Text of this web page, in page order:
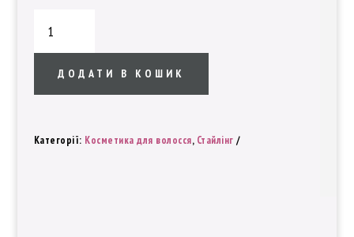
спрей
-
Clad
ДОДАТИ В КОШИК
Категорії: Косметика для волосся, Стайлінг